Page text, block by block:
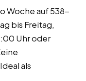
Woche auf 538-
bis Freitag,
Uhr oder
als